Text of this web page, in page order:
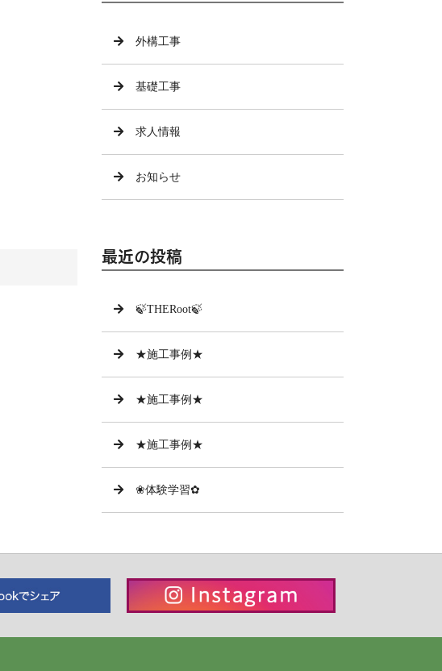
外構工事
基礎工事
求人情報
お知らせ
最近の投稿
🍃THERoot🍃
★施工事例★
★施工事例★
★施工事例★
❀体験学習✿